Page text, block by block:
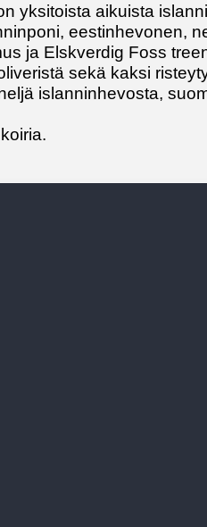
yksitoista aikuista
eestinhevonen,
ja Elskverdig Foss
sekä kaksi
islanninhevosta,